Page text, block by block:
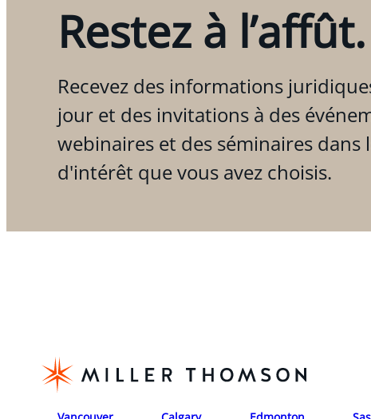
Restez à l’affût.
Recevez des informations
jour et des invitations à des
webinaires et des séminaires dans
d'intérêt que vous avez choisis.